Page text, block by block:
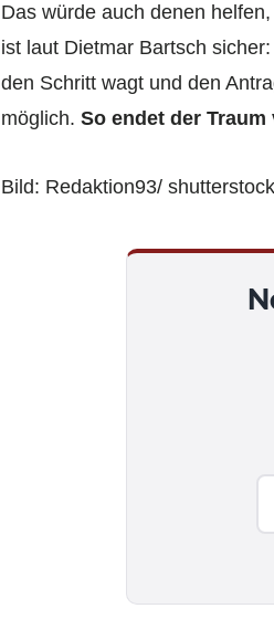
Das würde auch denen
ist laut Dietmar Bartsch
den Schritt wagt und den
möglich. So endet der
Bild: Redaktion93/
i